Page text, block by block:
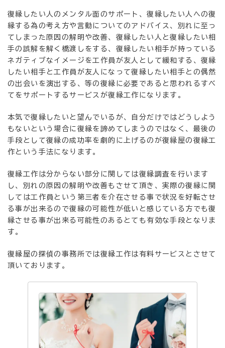
復縁したい人のメンタル面のサポート、復縁したい人への復
縁する為の考え方や言動についてのアドバイス、別れに至っ
てしまった原因の解明や改善、復縁したい人と復縁したい相
手の誤解を解く橋渡しをする、復縁したい相手が持っている
ネガティブなイメージを工作員が友人として緩和する、復縁
したい相手と工作員が友人になって復縁したい相手との偶然
の出会いを演出する、等の復縁に必要であると思われるすべ
てをサポートするサービスが復縁工作になります。
本気で復縁したいと望んでいるが、自分だけではどうしよう
もないという場合に復縁を諦めてしまうのではなく、最後の
手段として復縁の成功率を劇的に上げるのが復縁屋の復縁工
作という手法になります。
復縁工作は分からない部分に関しては復縁調査を行います
し、別れの原因の解明や改善もさせて頂き、実際の復縁に関
しては工作員という第三者を介在させる事で状況を好転させ
る事が出来るので復縁の可能性が低いと感じている方でも復
縁させる事が出来る可能性のあるとても有効な手段となりま
す。
復縁屋の探偵の事務所では復縁工作は有料サービスとさせて
頂いております。